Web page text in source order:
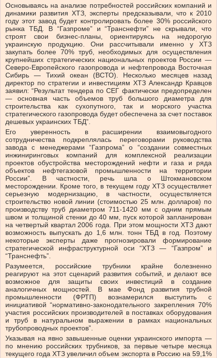
Основываясь на анализе потребностей российских компаний и
динамики развития ХТЗ, эксперты предсказывали, что к 2010
году этот завод будет контролировать более 30% российского
рынка ТБД. В “Газпроме” и “Транснефти” не скрывали, что
строят свои бизнес-планы, ориентируясь на недорогую
украинскую продукцию. Они рассчитывали именно у ХТЗ
закупать более 70% труб, необходимых для осуществления
крупнейших стратегических национальных проектов России —
Северо-Европейского газопровода и нефтепровода Восточная
Сибирь — Тихий океан (ВСТО). Несколько месяцев назад
директор по стратегии и инвестициям ХТЗ Александр Кравцов
заявил: “Результат тендера по СЕГ фактически предопределен
— основная часть объемов труб большого диаметра для
строительства как сухопутного, так и морского участка
стратегического газопровода будет обеспечена за счет поставок
дешевых украинских ТБД”.
Его уверенность в расширении взаимовыгодного
сотрудничества подкреплялась переговорами руководства
завода с менеджерами “Газпрома” о “создании совместных
инжиниринговых компаний для комплексной реализации
проектов обустройства месторождений нефти и газа и ряда
объектов нефтегазовой промышленности на территории
России”. В частности, речь шла о Штокмановском
месторождении. Кроме того, в текущем году ХТЗ осуществляет
серьезную модернизацию, в частности, осуществляется
строительство новой линии (стоимостью 25 млн. долларов) по
производству труб диаметром 711-1420 мм с одним прямым
швом и толщиной стенки до 40 мм, пуск которой запланирован
на четвертый квартал 2006 года. При этом мощности ХТЗ дают
возможность выпускать до 1,6 млн. тонн ТБД в год. Поэтому
некоторые эксперты даже прогнозировали формирование
стратегической инфраструктурной оси “ХТЗ — “Газпром” и
“Транснефть”.
Разумеется, российские трубники крайне болезненно
реагируют на этот сценарий развития событий, и делают все
возможное для защиты своих инвестиций в создание
аналогичных мощностей. В мае Фонд развития трубной
промышленности (ФРТП) вознамерился выступить с
инициативой “нормативно-законодательного закрепления 70%
участия российских производителей в поставках оборудования
и труб в натуральном выражении в рамках национальных
трубопроводных проектов”.
Указывая на явно завышенные оценки украинского импорта —
по мнению российских трубников, за первые четыре месяца
текущего года ХТЗ увеличил объем экспорта в Россию на 59,1%